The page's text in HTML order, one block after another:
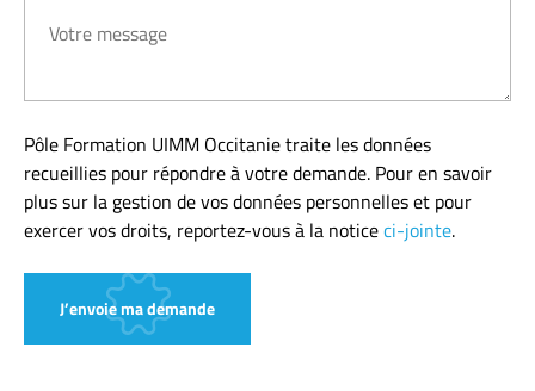
Pôle Formation UIMM Occitanie traite les données
recueillies pour répondre à votre demande. Pour en savoir
plus sur la gestion de vos données personnelles et pour
exercer vos droits, reportez-vous à la noticeci-jointe.
J’envoie ma demande